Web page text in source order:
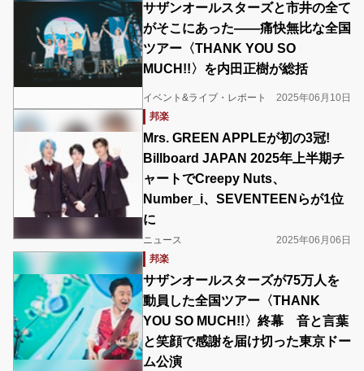
サザンオールスターズと市井の全て
がそこにあった――痛快無比な全国
ツアー〈THANK YOU SO
MUCH!!〉を内田正樹が総括
イベント&ライブ・レポート
2025年06月10日
邦楽
Mrs. GREEN APPLEが初の3冠!
Billboard JAPAN 2025年上半期チ
ャートでCreepy Nuts、
Number_i、SEVENTEENらが1位
に
ニュース
2025年06月06日
邦楽
サザンオールスターズが75万人を
動員した全国ツアー〈THANK
YOU SO MUCH!!〉終幕 音と言葉
と笑顔で感謝を届け切った東京ドー
ム公演